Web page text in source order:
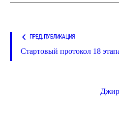
ПРЕД. ПУБЛИКАЦИЯ
Стартовый протокол 18